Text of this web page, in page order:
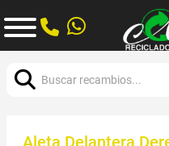
Aleta Delantera